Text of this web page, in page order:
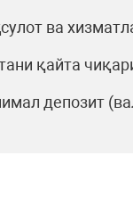
ва
қайта
депозит